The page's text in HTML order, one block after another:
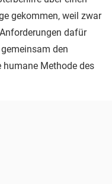
gekommen, weil zwar
dafür
den
Methode des